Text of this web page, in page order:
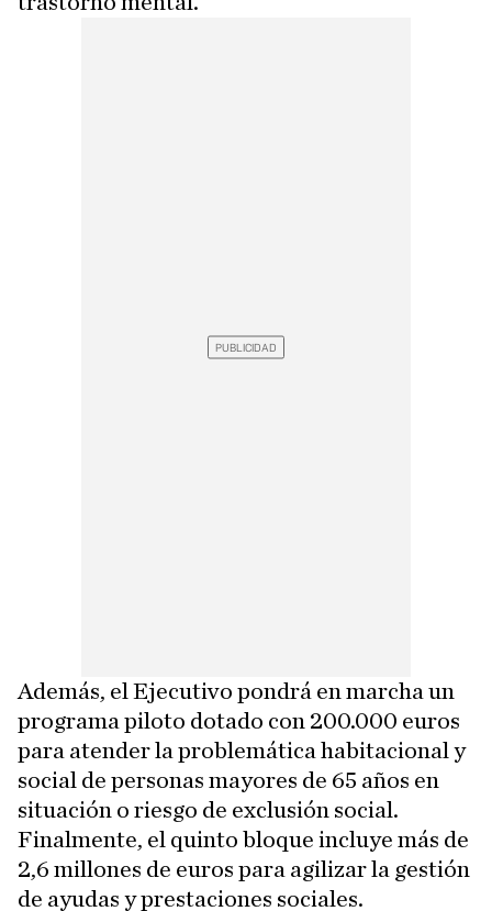
Además, el Ejecutivo pondrá en marcha un
programa piloto dotado con 200.000 euros
para atender la problemática habitacional y
social de personas mayores de 65 años en
situación o riesgo de exclusión social.
Finalmente, el quinto bloque incluye más de
2,6 millones de euros para agilizar la gestión
de ayudas y prestaciones sociales.